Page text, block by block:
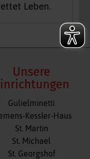
Leben.
Unsere
Navigation
überspringen
Gulielminetti
Kessler-Haus
St. Martin
St. Michael
St. Georgshof